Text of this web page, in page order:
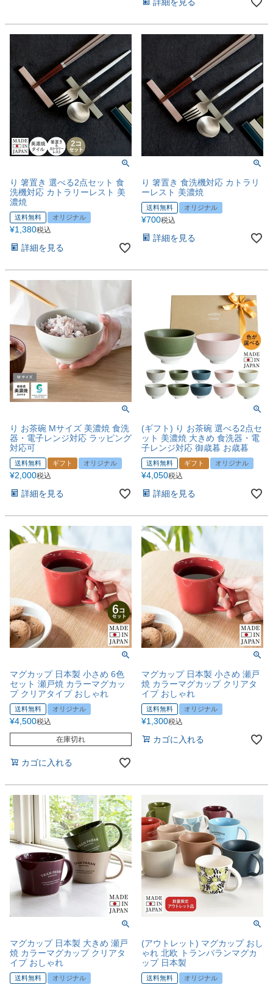
り 箸置き 選べる2点セット 食
洗機対応 カトラリーレスト 美
濃焼
送料無料 オリジナル
¥1,380税込
詳細を見る
り 箸置き 食洗機対応 カトラリ
ーレスト 美濃焼
送料無料 オリジナル
¥700税込
詳細を見る
り お茶碗 Mサイズ 美濃焼 食洗
器・電子レンジ対応 ラッピング
対応可
送料無料 ギフト オリジナル
¥2,000税込
詳細を見る
(ギフト) り お茶碗 選べる2点セ
ット 美濃焼 大きめ 食洗器・電
子レンジ対応 御歳暮 お歳暮
送料無料 ギフト オリジナル
¥4,050税込
詳細を見る
マグカップ 日本製 小さめ 6色
セット 瀬戸焼 カラーマグカッ
プ クリアタイプ おしゃれ
送料無料 オリジナル
¥4,500税込
在庫切れ
カゴに入れる
マグカップ 日本製 小さめ 瀬戸
焼 カラーマグカップ クリアタ
イプ おしゃれ
送料無料 オリジナル
¥1,300税込
カゴに入れる
マグカップ 日本製 大きめ 瀬戸
焼 カラーマグカップ クリアタ
イプ おしゃれ
送料無料 オリジナル
(アウトレット) マグカップ おし
ゃれ 北欧 トランパランマグカ
ップ 日本製
送料無料 オリジナル